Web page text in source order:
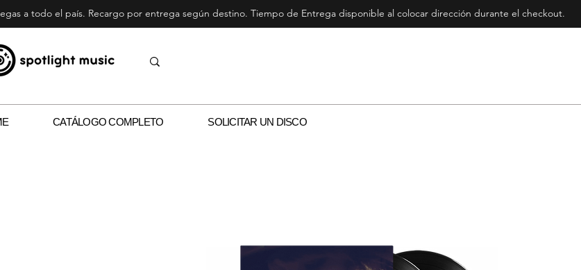
a todo el país. Recargo por entrega según destino. Tiempo de Entrega disponible al colocar dirección durante el checkout.
CATÁLOGO COMPLETO SOLICITAR UN DISCO